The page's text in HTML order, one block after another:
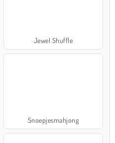
Jewel Shuffle
Snoepjesmahjong